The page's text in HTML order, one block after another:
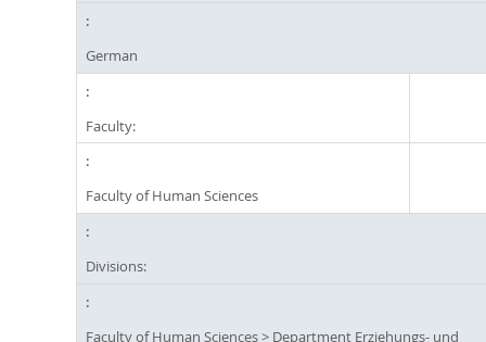
German
Faculty:
Faculty of Human Sciences
Divisions:
Faculty of Human Sciences> Department Erziehungs- und